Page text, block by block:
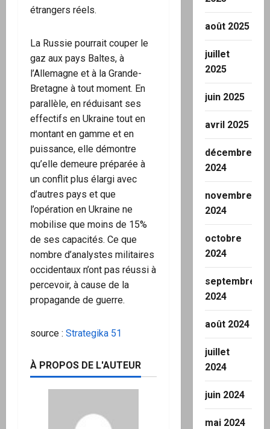
étrangers réels.
La Russie pourrait couper le
gaz aux pays Baltes, à
l’Allemagne et à la Grande-
Bretagne à tout moment. En
parallèle, en réduisant ses
effectifs en Ukraine tout en
montant en gamme et en
puissance, elle démontre
qu’elle demeure préparée à
un conflit plus élargi avec
d’autres pays et que
l’opération en Ukraine ne
mobilise que moins de 15%
de ses capacités. Ce que
nombre d’analystes militaires
occidentaux n’ont pas réussi à
percevoir, à cause de la
propagande de guerre.
source : Strategika 51
À PROPOS DE L'AUTEUR
août 2025
juillet
2025
juin 2025
avril 2025
décembre
2024
novembre
2024
octobre
2024
septembre
2024
août 2024
juillet
2024
juin 2024
mai 2024